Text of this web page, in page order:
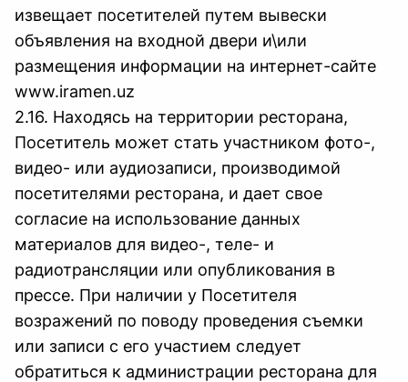
извещает посетителей путем вывески
объявления на входной двери и\или
размещения информации на интернет-сайте
www.iramen.uz
2.16. Находясь на территории ресторана,
Посетитель может стать участником фото-,
видео- или аудиозаписи, производимой
посетителями ресторана, и дает свое
согласие на использование данных
материалов для видео-, теле- и
радиотрансляции или опубликования в
прессе. При наличии у Посетителя
возражений по поводу проведения съемки
или записи с его участием следует
обратиться к администрации ресторана для